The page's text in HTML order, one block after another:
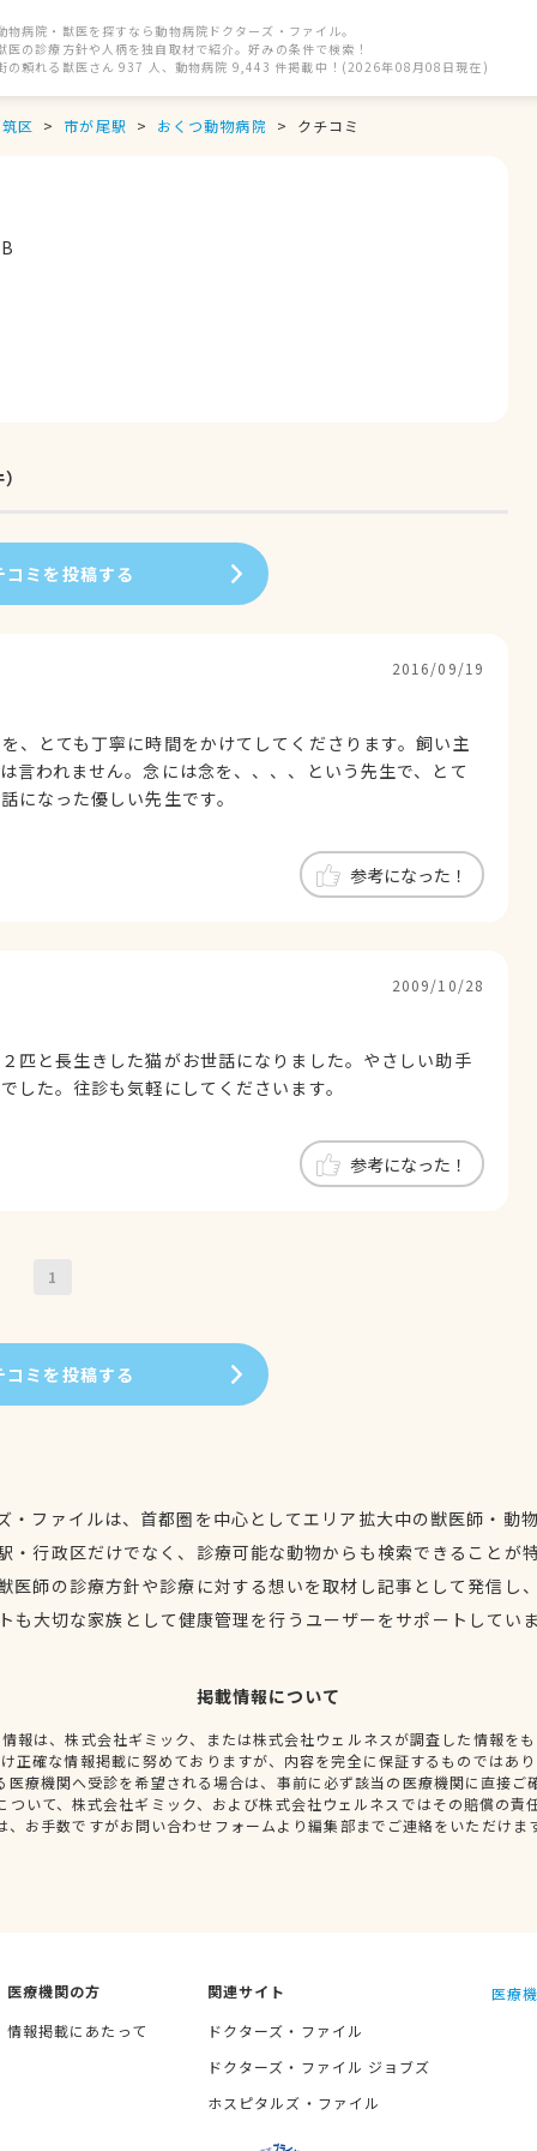
物病院・獣医を探すなら動物病院ドクターズ・ファイル。
医の診療方針や人柄を独自取材で紹介。好みの条件で検索！
の頼れる獣医さん 937 人、動物病院 9,443 件掲載中！(2026年08月08日現在)
区 市が尾駅 おくつ動物病院 クチコミ
コミを投稿する
2016/09/19
、とても丁寧に時間をかけてしてくださります。飼い主
言われません。念には念を、、、、という先生で、とて
になった優しい先生です。
参考になった！
2009/10/28
匹と長生きした猫がお世話になりました。やさしい助手
した。往診も気軽にしてくださいます。
参考になった！
1
コミを投稿する
・ファイルは、首都圏を中心としてエリア拡大中の獣医師・動
・行政区だけでなく、診療可能な動物からも検索できることが
医師の診療方針や診療に対する想いを取材し記事として発信し
も大切な家族として健康管理を行うユーザーをサポートしてい
掲載情報について
報は、株式会社ギミック、または株式会社ウェルネスが調査した情報を
正確な情報掲載に努めておりますが、内容を完全に保証するものではあ
医療機関へ受診を希望される場合は、事前に必ず該当の医療機関に直接ご
ついて、株式会社ギミック、および株式会社ウェルネスではその賠償の責
、お手数ですがお問い合わせフォームより編集部までご連絡をいただけま
医療機関の方
情報掲載にあたって
関連サイト
ドクターズ・ファイル
ドクターズ・ファイル ジョブズ
ホスピタルズ・ファイル
医療